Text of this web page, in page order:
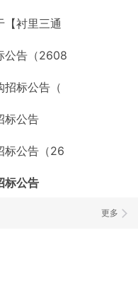
【衬里三通
公告（2608
招标公告（
标公告
标公告（26
标公告
更多